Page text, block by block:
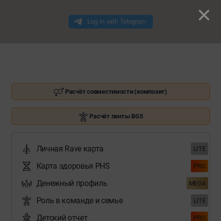
Расчёт совместимости (композит)
Расчёт пенты BG5
Личная Rave карта LITE
Карта здоровья PHS PRO
Денежный профиль MEGA
Роль в команде и семье LITE
Детский отчет PRO
×